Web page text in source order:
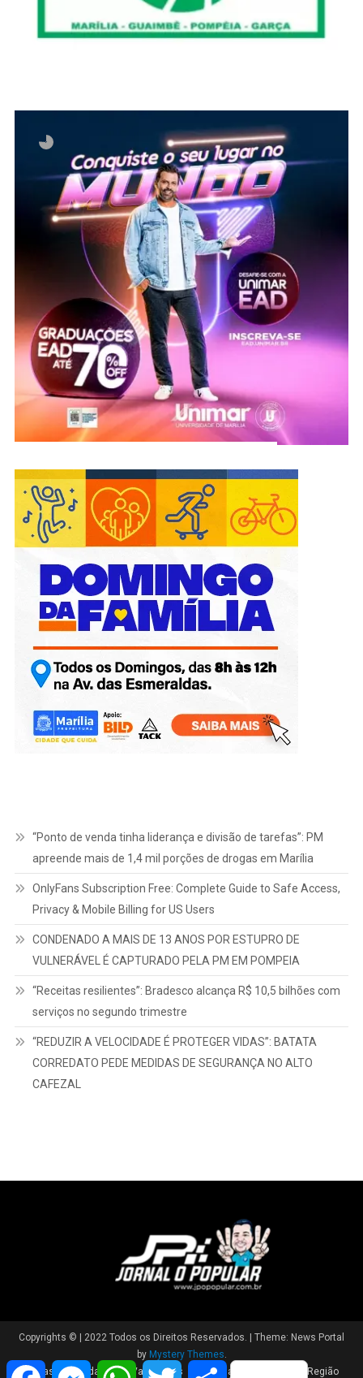
“Ponto de venda tinha liderança e divisão de tarefas”: PM
apreende mais de 1,4 mil porções de drogas em Marília
OnlyFans Subscription Free: Complete Guide to Safe Access,
Privacy & Mobile Billing for US Users
CONDENADO A MAIS DE 13 ANOS POR ESTUPRO DE
VULNERÁVEL É CAPTURADO PELA PM EM POMPEIA
“Receitas resilientes”: Bradesco alcança R$ 10,5 bilhões com
serviços no segundo trimestre
“REDUZIR A VELOCIDADE É PROTEGER VIDAS”: BATATA
CORREDATO PEDE MEDIDAS DE SEGURANÇA NO ALTO
CAFEZAL
Copyrights © | 2022 Todos os Direitos Reservados. | Theme: News Portal
by Mystery Themes
Brasil
Cidade Variedades Polícia Região
FacebookMessengerWhatsAppTwitter Share